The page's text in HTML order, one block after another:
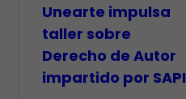
Unearte impulsa
taller sobre
Derecho de Autor
impartido por SAPI